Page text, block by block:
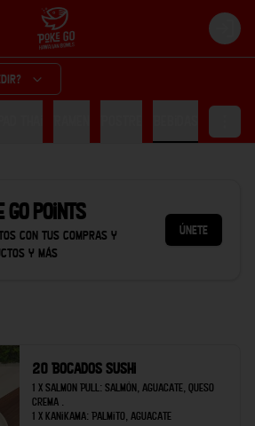
Login
Go points
con tus compras y
y más
Únete
20 Bocados Sushi
1 x Salmon Pull: Salmón, aguacate, queso
crema .
1 x Kanikama: Palmito, aguacate